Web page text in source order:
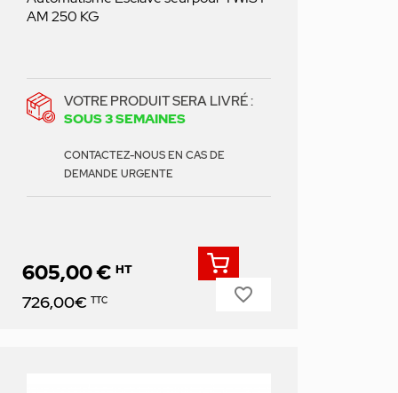
AM 250 KG
VOTRE PRODUIT SERA LIVRÉ :
SOUS 3 SEMAINES
CONTACTEZ-NOUS EN CAS DE
DEMANDE URGENTE
Prix
605,00 € HT
726,00€ TTC favorite_border